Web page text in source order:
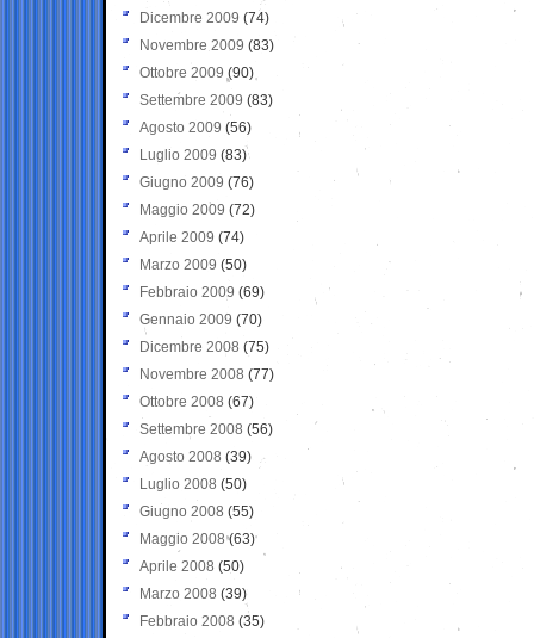
Dicembre 2009 (74)
Novembre 2009 (83)
Ottobre 2009 (90)
Settembre 2009 (83)
Agosto 2009 (56)
Luglio 2009 (83)
Giugno 2009 (76)
Maggio 2009 (72)
Aprile 2009 (74)
Marzo 2009 (50)
Febbraio 2009 (69)
Gennaio 2009 (70)
Dicembre 2008 (75)
Novembre 2008 (77)
Ottobre 2008 (67)
Settembre 2008 (56)
Agosto 2008 (39)
Luglio 2008 (50)
Giugno 2008 (55)
Maggio 2008(63)
Aprile 2008 (50)
Marzo 2008 (39)
Febbraio 2008 (35)